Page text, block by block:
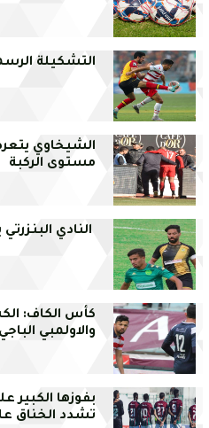
التشكيلة
الشيخاوي
مستوى الركبة
النادي
كأس الكاف:
والاولمبي الباجي
بفوزها الكبير
تشدد الخناق